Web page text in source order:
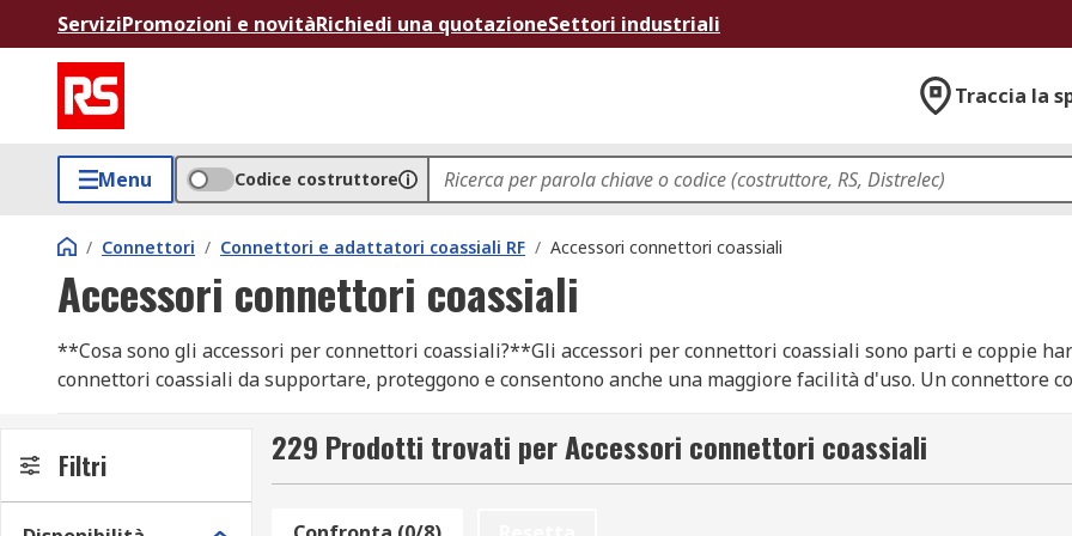
ServiziPromozioni e novitàRichiedi una quotazioneSettori industriali
Traccia la
Menu Codice costruttore
/ Connettori / Connettori e adattatori coassiali RF / Accessori connettori coassiali
Accessori connettori coassiali
**Cosa sono gli accessori per connettori coassiali?**Gli accessori per connettori coassiali sono parti e coppie
connettori coassiali da supportare, proteggono e consentono anche una maggiore facilità d'uso. Un connettore
I connettori coassiali forniscono un metodo pratico per collegare insieme apparecchiature RF. L'uso della nostra
garantire che il collegamento sia robusto e affidabile per lunghi periodi di tempo, soprattutto nelle applicazioni
Filtri 229 Prodotti trovati per Accessori connettori coassiali